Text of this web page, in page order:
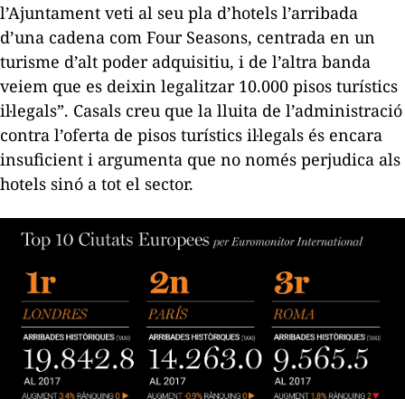
l’Ajuntament veti al seu pla d’hotels l’arribada
d’una cadena com Four Seasons, centrada en un
turisme d’alt poder adquisitiu, i de l’altra banda
veiem que es deixin legalitzar 10.000 pisos turístics
il·legals”. Casals creu que la lluita de l’administració
contra l’oferta de pisos turístics il·legals és encara
insuficient i argumenta que no només perjudica als
hotels sinó a tot el sector.